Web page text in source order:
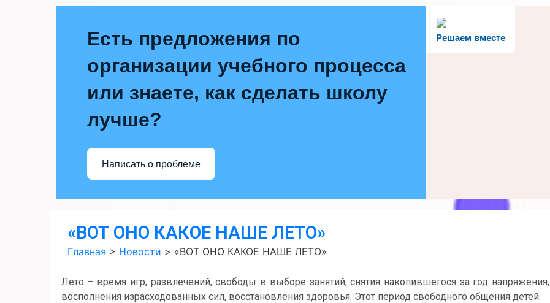
Решаем вместе
Есть предложения по
организации учебного процесса
или знаете, как сделать школу
лучше?
Написать о проблеме
«ВОТ ОНО КАКОЕ НАШЕ ЛЕТО»
Главная > Новости > «ВОТ ОНО КАКОЕ НАШЕ ЛЕТО»
Лето – время игр, развлечений, свободы в выборе занятий, снятия накопившегося за год напряжения,
восполнения израсходованных сил, восстановления здоровья. Этот период свободного общения детей.